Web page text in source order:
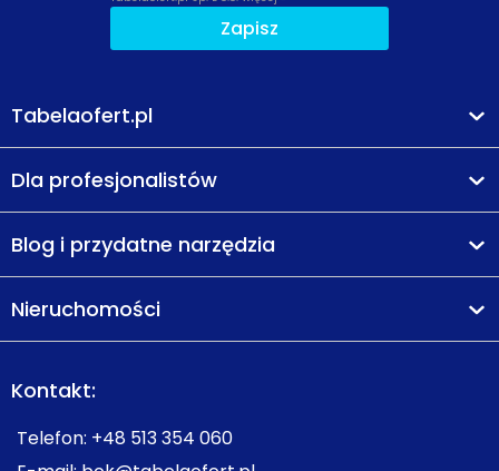
Zapisz
Tabelaofert.pl
Dla profesjonalistów
Blog i przydatne narzędzia
Nieruchomości
Kontakt:
Telefon: +48 513 354 060